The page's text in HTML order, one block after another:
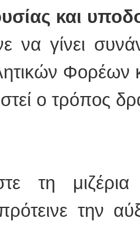
και
να γίνει
Φορέων
ο τρόπος
τη
την